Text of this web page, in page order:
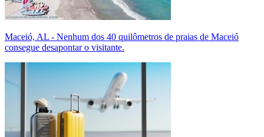
Maceió, AL - Nenhum dos 40 quilômetros de praias de Maceió
consegue desapontar o visitante.